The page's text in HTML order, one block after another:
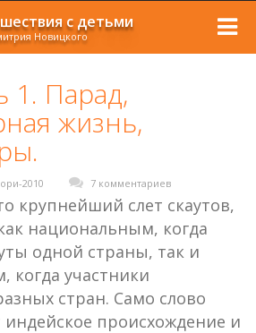
с детьми
Новицкого
1. Парад,
жизнь,
2010 7 комментариев
крупнейший слет скаутов,
национальным, когда
одной страны, так и
когда участники
стран. Само слово
индейское происхождение и